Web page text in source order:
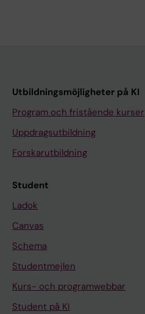
Utbildningsmöjligheter på KI
Program och fristående kurser
Uppdragsutbildning
Forskarutbildning
Student
Ladok
Canvas
Schema
Studentmejlen
Kurs- och programwebbar
Student på KI